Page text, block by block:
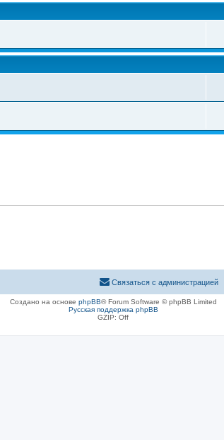
Связаться с администрацией
Создано на основе phpBB® Forum Software © phpBB Limited
Русская поддержка phpBB
GZIP: Off